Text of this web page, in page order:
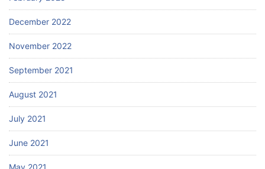
December 2022
November 2022
September 2021
August 2021
July 2021
June 2021
May 2021